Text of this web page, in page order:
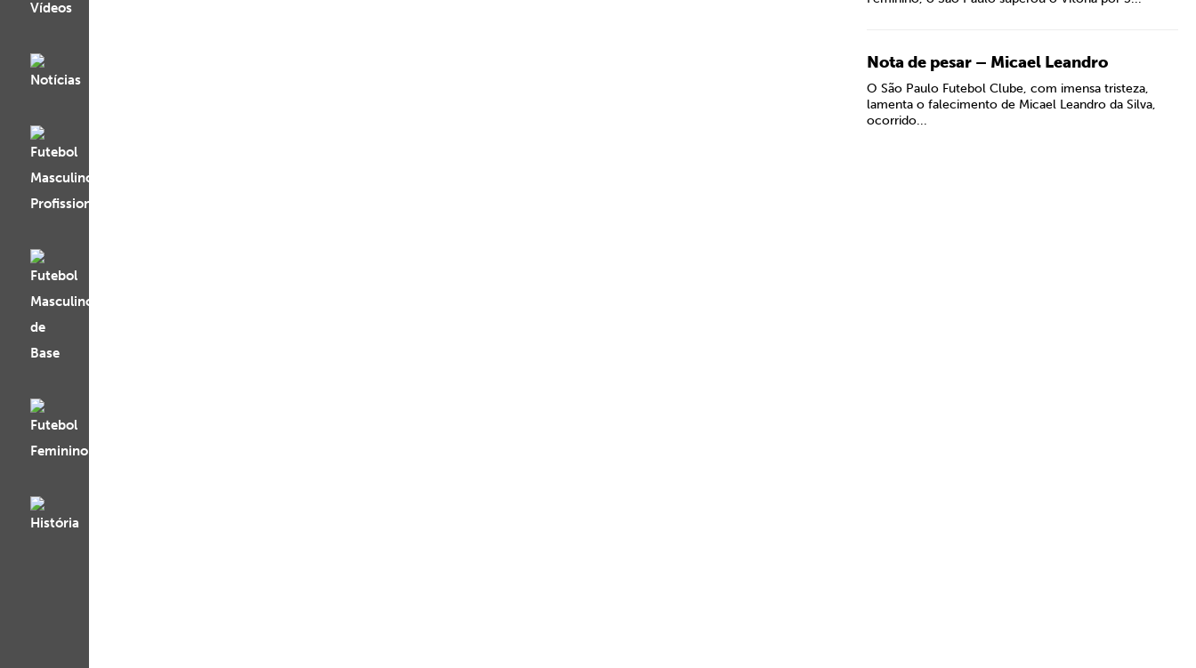
Nota de pesar – Micael Leandro
O São Paulo Futebol Clube, com imensa tristeza,
lamenta o falecimento de Micael Leandro da Silva,
ocorrido...